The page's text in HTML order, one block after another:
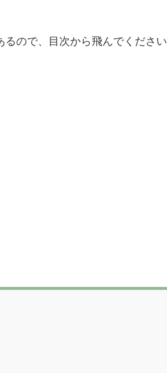
ので、目次から飛んでください